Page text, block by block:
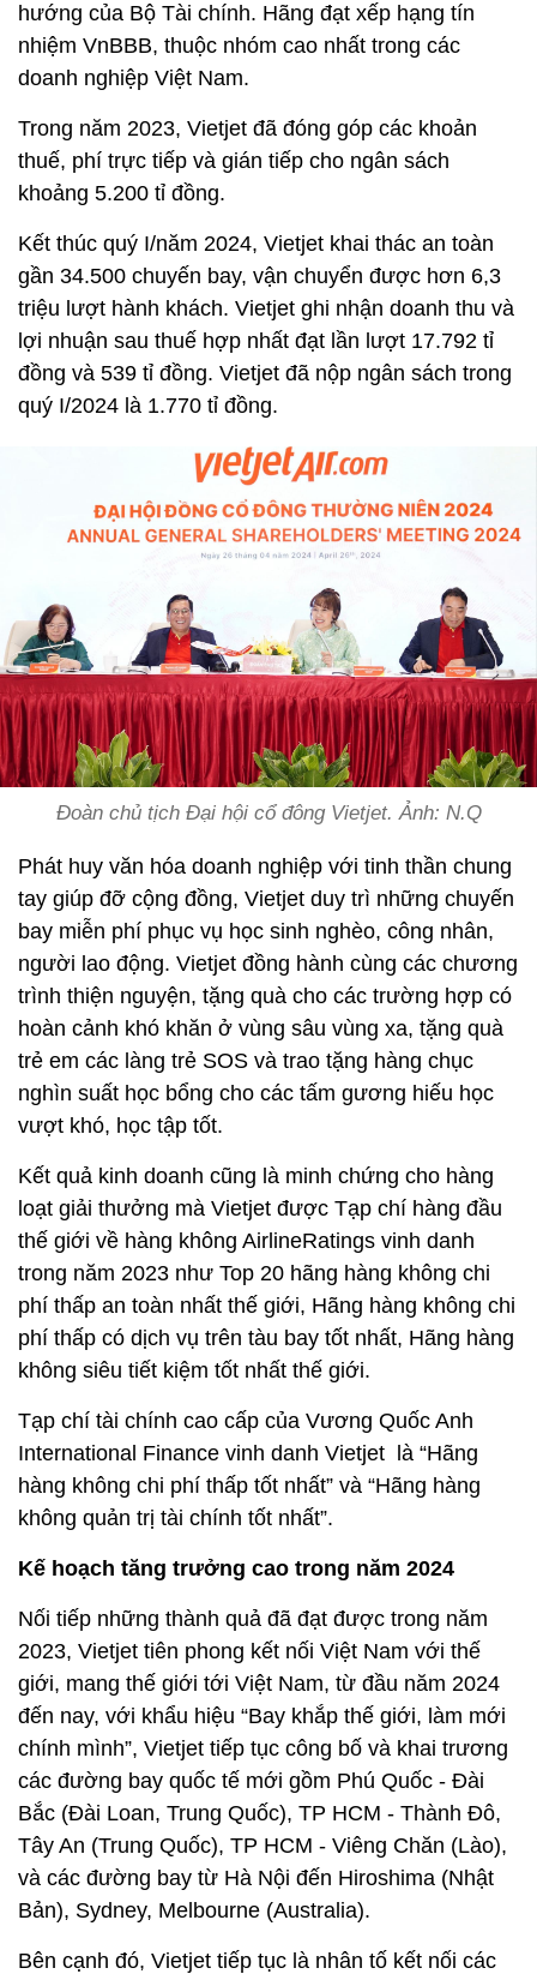
hướng của Bộ Tài chính. Hãng đạt xếp hạng tín
nhiệm VnBBB, thuộc nhóm cao nhất trong các
doanh nghiệp Việt Nam.
Trong năm 2023, Vietjet đã đóng góp các khoản
thuế, phí trực tiếp và gián tiếp cho ngân sách
khoảng 5.200 tỉ đồng.
Kết thúc quý I/năm 2024, Vietjet khai thác an toàn
gần 34.500 chuyến bay, vận chuyển được hơn 6,3
triệu lượt hành khách. Vietjet ghi nhận doanh thu và
lợi nhuận sau thuế hợp nhất đạt lần lượt 17.792 tỉ
đồng và 539 tỉ đồng. Vietjet đã nộp ngân sách trong
quý I/2024 là 1.770 tỉ đồng.
Đoàn chủ tịch Đại hội cổ đông Vietjet. Ảnh: N.Q
Phát huy văn hóa doanh nghiệp với tinh thần chung
tay giúp đỡ cộng đồng, Vietjet duy trì những chuyến
bay miễn phí phục vụ học sinh nghèo, công nhân,
người lao động. Vietjet đồng hành cùng các chương
trình thiện nguyện, tặng quà cho các trường hợp có
hoàn cảnh khó khăn ở vùng sâu vùng xa, tặng quà
trẻ em các làng trẻ SOS và trao tặng hàng chục
nghìn suất học bổng cho các tấm gương hiếu học
vượt khó, học tập tốt.
Kết quả kinh doanh cũng là minh chứng cho hàng
loạt giải thưởng mà Vietjet được Tạp chí hàng đầu
thế giới về hàng không AirlineRatings vinh danh
trong năm 2023 như Top 20 hãng hàng không chi
phí thấp an toàn nhất thế giới, Hãng hàng không chi
phí thấp có dịch vụ trên tàu bay tốt nhất, Hãng hàng
không siêu tiết kiệm tốt nhất thế giới.
Tạp chí tài chính cao cấp của Vương Quốc Anh
International Finance vinh danh Vietjet là “Hãng
hàng không chi phí thấp tốt nhất” và “Hãng hàng
không quản trị tài chính tốt nhất”.
Kế hoạch tăng trưởng cao trong năm 2024
Nối tiếp những thành quả đã đạt được trong năm
2023, Vietjet tiên phong kết nối Việt Nam với thế
giới, mang thế giới tới Việt Nam, từ đầu năm 2024
đến nay, với khẩu hiệu “Bay khắp thế giới, làm mới
chính mình”, Vietjet tiếp tục công bố và khai trương
các đường bay quốc tế mới gồm Phú Quốc - Đài
Bắc (Đài Loan, Trung Quốc), TP HCM - Thành Đô,
Tây An (Trung Quốc), TP HCM - Viêng Chăn (Lào),
và các đường bay từ Hà Nội đến Hiroshima (Nhật
Bản), Sydney, Melbourne (Australia).
Bên cạnh đó, Vietjet tiếp tục là nhân tố kết nối các